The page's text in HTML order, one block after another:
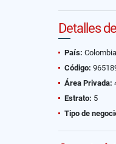
Detalles
País: Colombia
Código:
Área Privada:
Estrato: 5
Tipo de